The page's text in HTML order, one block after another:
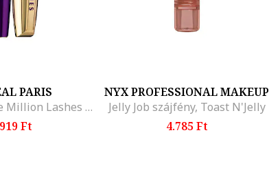
PARIS
Loreal Volume Million Lashes So Couture Black Eyelash szempillaspirál
Ft
NYX PROFESSIONAL MAKEUP
Jelly Job szájfény, Toast N'Jelly
4.785 Ft